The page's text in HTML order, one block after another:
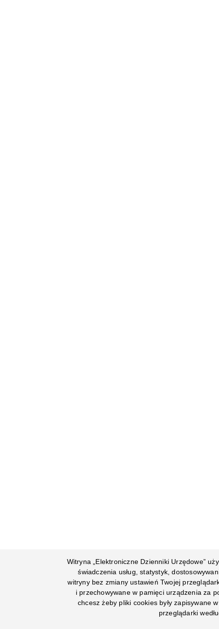
Witryna „Elektroniczne Dzienniki Urzędowe”
świadczenia usług, statystyk,
witryny bez zmiany ustawień Twojej
i przechowywane w pamięci urządzenia za
chcesz żeby pliki cookies były zapisywane
przeglądarki